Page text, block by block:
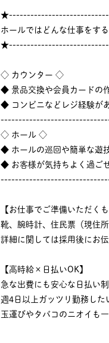
ホールではどんな仕事をす
◇ カウンター ◇
◆ 景品交換や会員カードの
◆ コンビニなどレジ経験が
◇ ホール ◇
◆ ホールの巡回や簡単な遊
◆ お客様が気持ちよく過ご
【お仕事でご準備いただくも
靴、腕時計、住民票（現住
詳細に関しては採用後にお
【高時給×日払いOK】
急な出費にも安心な日払い制
週4日以上ガッツリ勤務した
玉運びやタバコのニオイも